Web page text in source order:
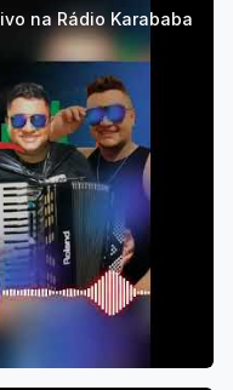
na Rádio Karababa